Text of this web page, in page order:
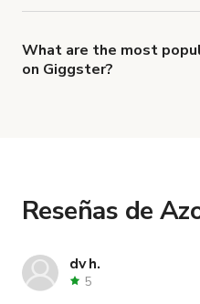
square feet.
What are the most
on Giggster?
Reseñas de
dv h.
5